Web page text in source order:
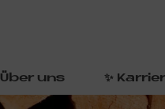
Über uns ✨